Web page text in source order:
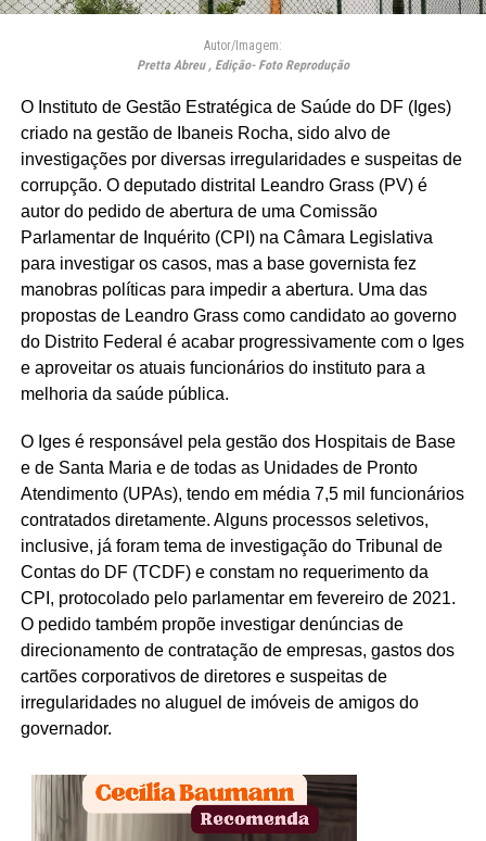
Autor/Imagem:
Pretta Abreu , Edição- Foto Reprodução
O Instituto de Gestão Estratégica de Saúde do DF (Iges)
criado na gestão de Ibaneis Rocha, sido alvo de
investigações por diversas irregularidades e suspeitas de
corrupção. O deputado distrital Leandro Grass (PV) é
autor do pedido de abertura de uma Comissão
Parlamentar de Inquérito (CPI) na Câmara Legislativa
para investigar os casos, mas a base governista fez
manobras políticas para impedir a abertura. Uma das
propostas de Leandro Grass como candidato ao governo
do Distrito Federal é acabar progressivamente com o Iges
e aproveitar os atuais funcionários do instituto para a
melhoria da saúde pública.
O Iges é responsável pela gestão dos Hospitais de Base
e de Santa Maria e de todas as Unidades de Pronto
Atendimento (UPAs), tendo em média 7,5 mil funcionários
contratados diretamente. Alguns processos seletivos,
inclusive, já foram tema de investigação do Tribunal de
Contas do DF (TCDF) e constam no requerimento da
CPI, protocolado pelo parlamentar em fevereiro de 2021.
O pedido também propõe investigar denúncias de
direcionamento de contratação de empresas, gastos dos
cartões corporativos de diretores e suspeitas de
irregularidades no aluguel de imóveis de amigos do
governador.